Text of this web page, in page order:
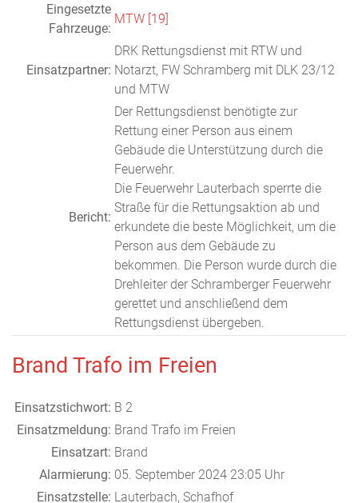
Eingesetzte
Fahrzeuge:
MTW [19]
Einsatzpartner:
DRK Rettungsdienst mit RTW und
Notarzt, FW Schramberg mit DLK 23/12
und MTW
Bericht:
Der Rettungsdienst benötigte zur
Rettung einer Person aus einem
Gebäude die Unterstützung durch die
Feuerwehr.
Die Feuerwehr Lauterbach sperrte die
Straße für die Rettungsaktion ab und
erkundete die beste Möglichkeit, um die
Person aus dem Gebäude zu
bekommen. Die Person wurde durch die
Drehleiter der Schramberger Feuerwehr
gerettet und anschließend dem
Rettungsdienst übergeben.
Brand Trafo im Freien
Einsatzstichwort: B 2
Einsatzmeldung: Brand Trafo im Freien
Einsatzart: Brand
Alarmierung: 05. September 2024 23:05 Uhr
Einsatzstelle: Lauterbach, Schafhof